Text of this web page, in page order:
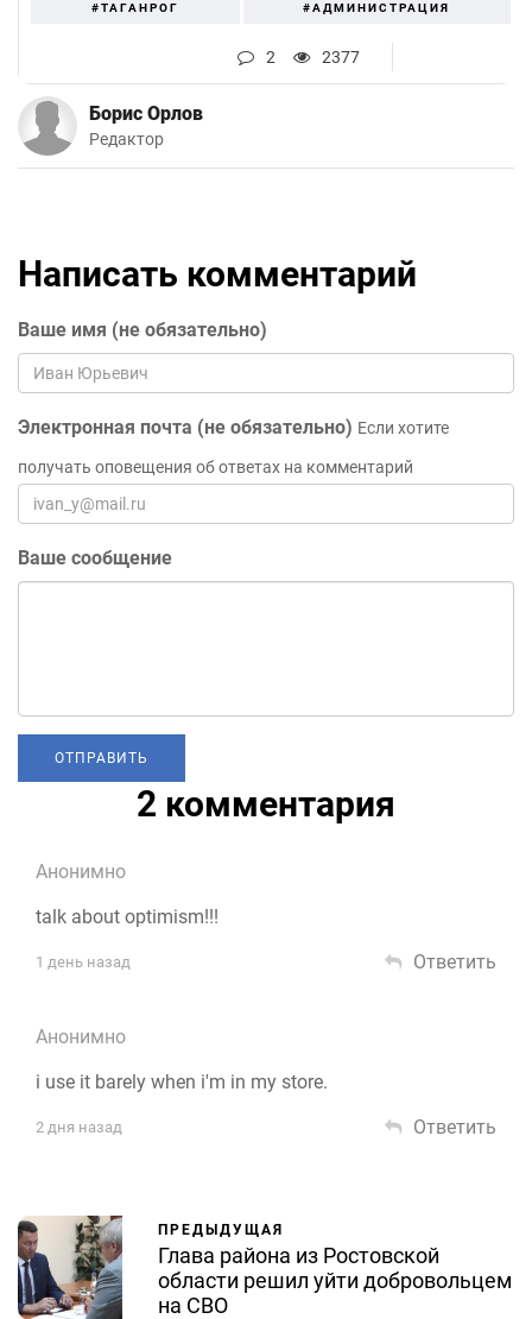
#ТАГАНРОГ #АДМИНИСТРАЦИЯ
2 2377
Борис Орлов
Редактор
Написать комментарий
Ваше имя (не обязательно)
Электронная почта (не обязательно) Если хотите
получать оповещения об ответах на комментарий
Ваше сообщение
2 комментария
Анонимно
talk about optimism!!!
1 день назад Ответить
Анонимно
i use it barely when i'm in my store.
2 дня назад Ответить
ПРЕДЫДУЩАЯ
Глава района из Ростовской
области решил уйти добровольцем
на СВО